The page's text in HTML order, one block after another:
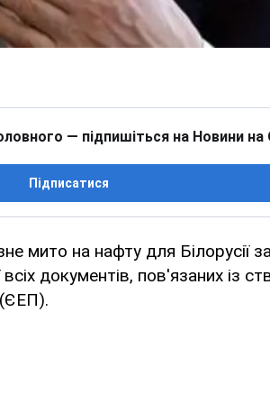
— підпишіться на Новини на
Підписатися
мито на нафту для Білорусії
всіх документів, пов'язаних із